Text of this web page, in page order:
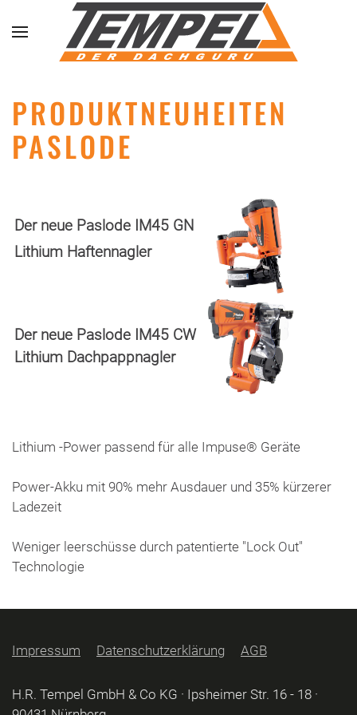
Skip to main content
PRODUKTNEUHEITEN
PASLODE
Der neue Paslode IM45 GN
Lithium Haftennagler
Der neue Paslode IM45 CW
Lithium Dachpappnag ler
Lithium -Power passend für alle Impuse® Geräte
Power-Akku mit 90% mehr Ausdauer und 35% kürzerer
Ladezeit
Weniger leerschüsse durch patentierte "Lock Out"
Technologie
Impressum Datenschutzerklärung AGB
H.R. Tempel GmbH & Co KG · Ipsheimer Str. 16 - 18 ·